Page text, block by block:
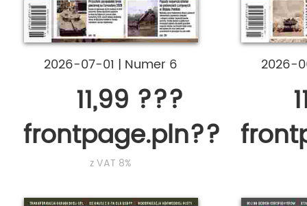
2026-07-01 | Numer 6
11,99 ???
frontpage.pln???
z VAT 8%
2026-